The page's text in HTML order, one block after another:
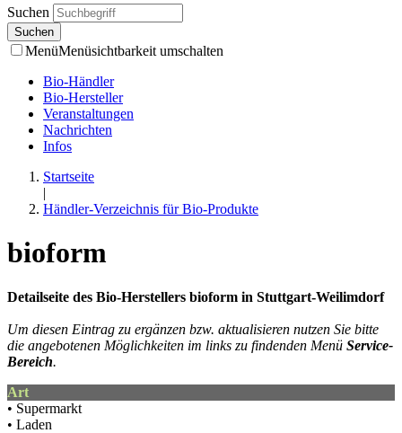
Suchen
MenüMenüsichtbarkeit umschalten
Bio-Händler
Bio-Hersteller
Veranstaltungen
Nachrichten
Infos
Startseite
|
Händler-Verzeichnis für Bio-Produkte
bioform
Detailseite des Bio-Herstellers bioform in Stuttgart-Weilimdorf
Um diesen Eintrag zu ergänzen bzw. aktualisieren nutzen Sie bitte
die angebotenen Möglichkeiten im links zu findenden Menü Service-
Bereich.
Art
• Supermarkt
• Laden